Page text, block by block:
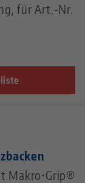
für Art.-Nr.
Makro•Grip®